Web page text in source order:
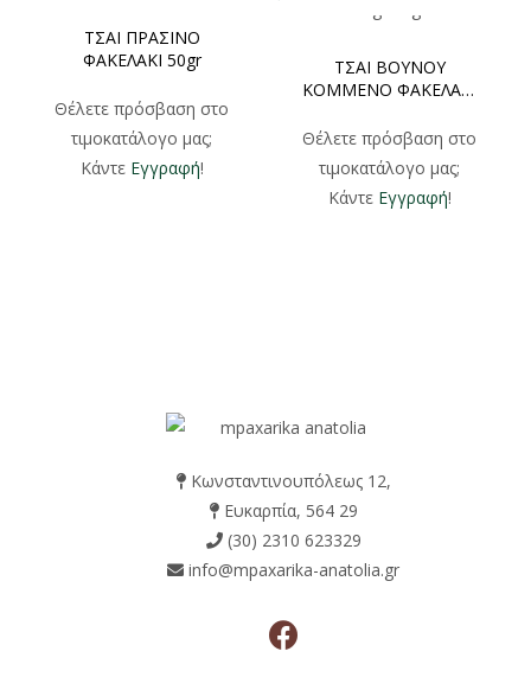
ΤΣΑΙ ΠΡΑΣΙΝΟ
ΦΑΚΕΛΑΚΙ 50gr
Θέλετε πρόσβαση στο
τιμοκατάλογο μας;
Κάντε Εγγραφή!
ΤΣΑΙ ΒΟΥΝΟΥ
ΚΟΜΜΕΝΟ ΦΑΚΕΛΑΚΙ
Θέλετε πρόσβαση στο
τιμοκατάλογο μας;
Κάντε Εγγραφή!
Κωνσταντινουπόλεως 12,
Ευκαρπία, 564 29
(30) 2310 623329
info@mpaxarika-anatolia.gr